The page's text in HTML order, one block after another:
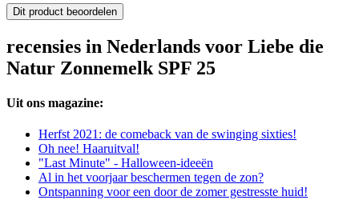
Dit product beoordelen
recensies in Nederlands voor Liebe die
Natur Zonnemelk SPF 25
Uit ons magazine:
Herfst 2021: de comeback van de swinging sixties!
Oh nee! Haaruitval!
"Last Minute" - Halloween-ideeën
Al in het voorjaar beschermen tegen de zon?
Ontspanning voor een door de zomer gestresste huid!